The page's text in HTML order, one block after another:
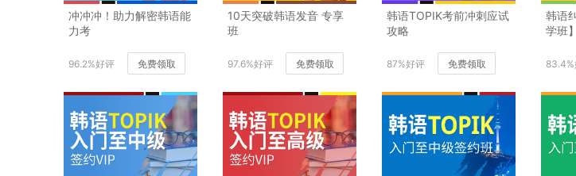
冲冲冲！助力解密韩语能
力考
96.2%好评 免费领取
10天突破韩语发音 专享
班
97.6%好评 免费领取
韩语TOPIK考前冲刺应试
攻略
87%好评 免费领取
韩语
学班】